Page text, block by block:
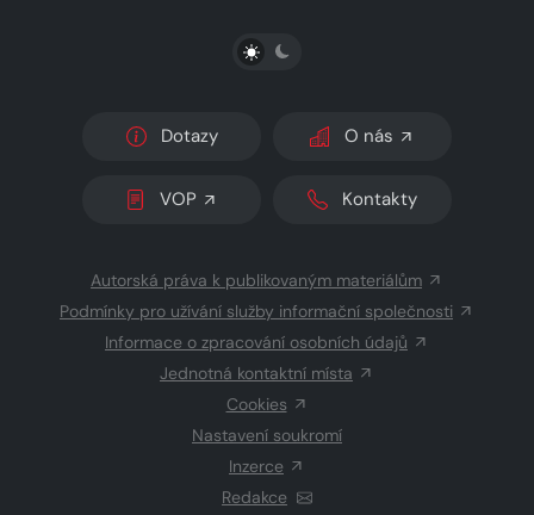
PŘEPNOUT SVĚTLÝ/TMAVÝ REŽIM
Dotazy O nás
VOP Kontakty
Autorská práva k publikovaným materiálům
Podmínky pro užívání služby informační společnosti
Informace o zpracování osobních údajů
Jednotná kontaktní místa
Cookies
Nastavení soukromí
Inzerce
Redakce